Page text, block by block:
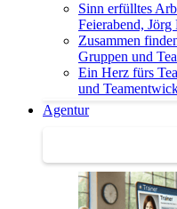
Sinn erfülltes
Feierabend, Jörg
Zusammen
Gruppen und
Ein Herz fürs
und
Agentur